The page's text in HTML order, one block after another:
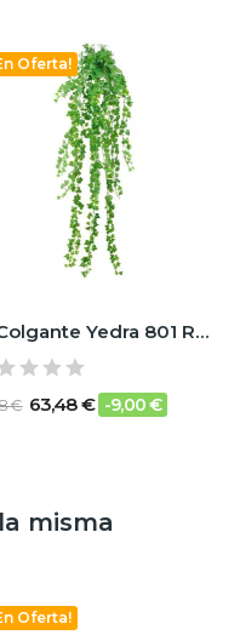
Oferta!
🔥 Colgante Yedra 801 RF Ignífugo
€ 63,48 € -9,00 €
misma
Oferta!